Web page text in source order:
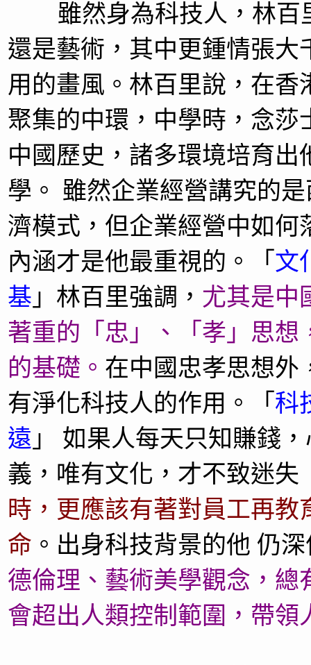
雖然身為科技人，林百
還是藝術，其中更鍾情張大
用的畫風。林百里說，在香
聚集的中環，中學時，念莎
中國歷史，諸多環境培育出
學。 雖然企業經營講究的
濟模式，但企業經營中如何
內涵才是他最重視的。「 文
基 」 林百里強調， 尤其是中
著重的「忠」、「孝」思想
的基礎。 在中國忠孝思想外
有淨化科技人的作用。
「 科
遠 」
如果人每天只知賺錢
義，唯有文化，才不致迷失
時，更應該有著對員工再教
命 。出身科技背景的他 仍
德倫理、藝術美學觀念，總
會超出人類控制範圍，帶領